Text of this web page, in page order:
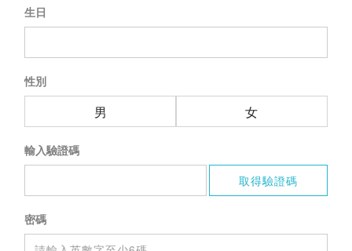
生日
性別
男 女
輸入驗證碼
密碼